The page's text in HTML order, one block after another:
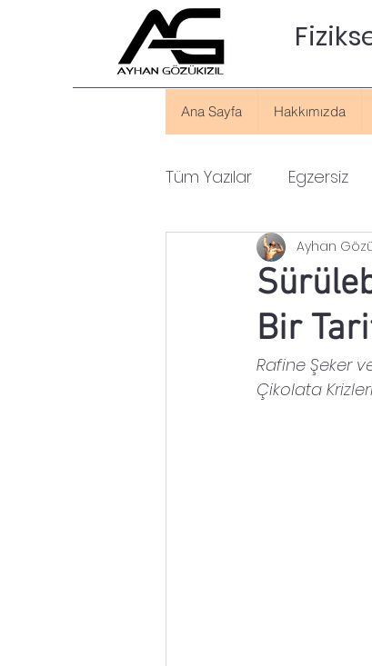
Ana Sayfa Hakkımızda
Tüm Yazılar Egzersiz
Bir
Ayhan
Rafine Şeker
Çikolata